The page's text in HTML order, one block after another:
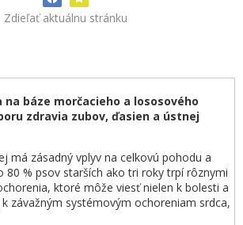
Zdieľať aktuálnu stránku
báze morčacieho a lososového
zdravia zubov, ďasien a ústnej
má zásadný vplyv na celkovú pohodu a
80 % psov starších ako tri roky trpí rôznymi
ktoré môže viesť nielen k bolesti a
závažným systémovým ochoreniam srdca,